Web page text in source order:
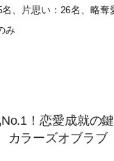
、片思い：26名、略
み
！恋愛成就の
カラーズオブラブ